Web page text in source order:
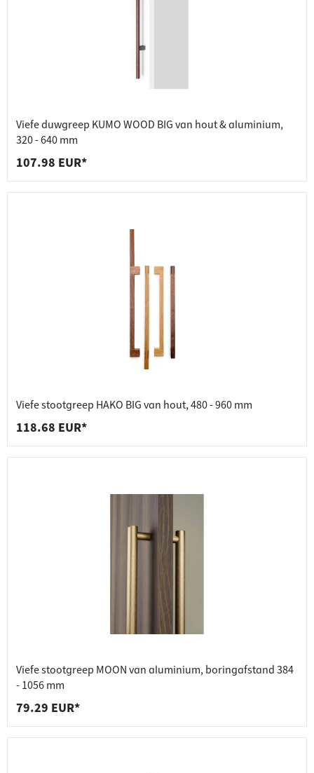
Viefe duwgreep KUMO WOOD BIG van hout & aluminium,
320 - 640 mm
107.98 EUR*
Viefe stootgreep HAKO BIG van hout, 480 - 960 mm
118.68 EUR*
Viefe stootgreep MOON van aluminium, boringafstand 384
- 1056 mm
79.29 EUR*